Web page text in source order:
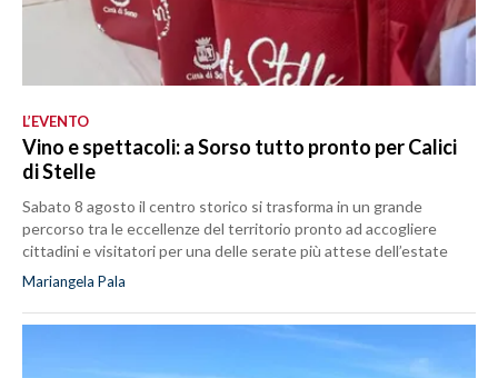
L’EVENTO
Vino e spettacoli: a Sorso tutto pronto per Calici
di Stelle
Sabato 8 agosto il centro storico si trasforma in un grande
percorso tra le eccellenze del territorio pronto ad accogliere
cittadini e visitatori per una delle serate più attese dell’estate
Mariangela Pala